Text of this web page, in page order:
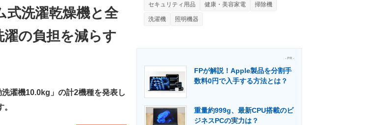
企業ITのトレンドを詳説 経営リーダーのコミュニティ
式洗濯乾燥機と全
の負担を減らす
濯機10.0kg」の計2機種を発表し
セキュリティ用品 健康・美容家電 掃除機
洗濯機 照明機器
- PR -
FPが解説！Apple製品を分割手
数料0円で入手する方法とは？
重量約999g、最新CPU搭載のビ
ジネスPCの実力は？